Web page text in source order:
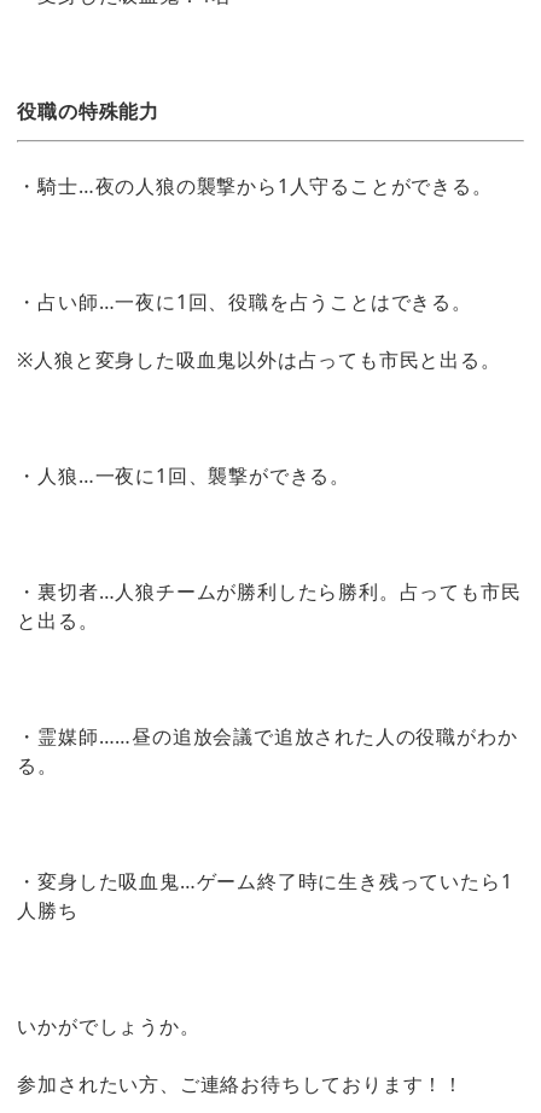
役職の特殊能力
・騎士…夜の人狼の襲撃から1人守ることができる。
・占い師…一夜に1回、役職を占うことはできる。
※人狼と変身した吸血鬼以外は占っても市民と出る。
・人狼…一夜に1回、襲撃ができる。
・裏切者…人狼チームが勝利したら勝利。占っても市民
と出る。
・霊媒師……昼の追放会議で追放された人の役職がわか
る。
・変身した吸血鬼…ゲーム終了時に生き残っていたら1
人勝ち
いかがでしょうか。
参加されたい方、ご連絡お待ちしております！！